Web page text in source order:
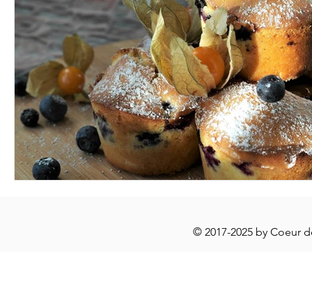
© 2017-2025 by Coeur